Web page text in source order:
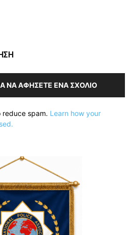
ΝΑ ΑΦΉΣΕΤΕ ΈΝΑ ΣΧΌΛΙΟ
reduce spam. Learn how your